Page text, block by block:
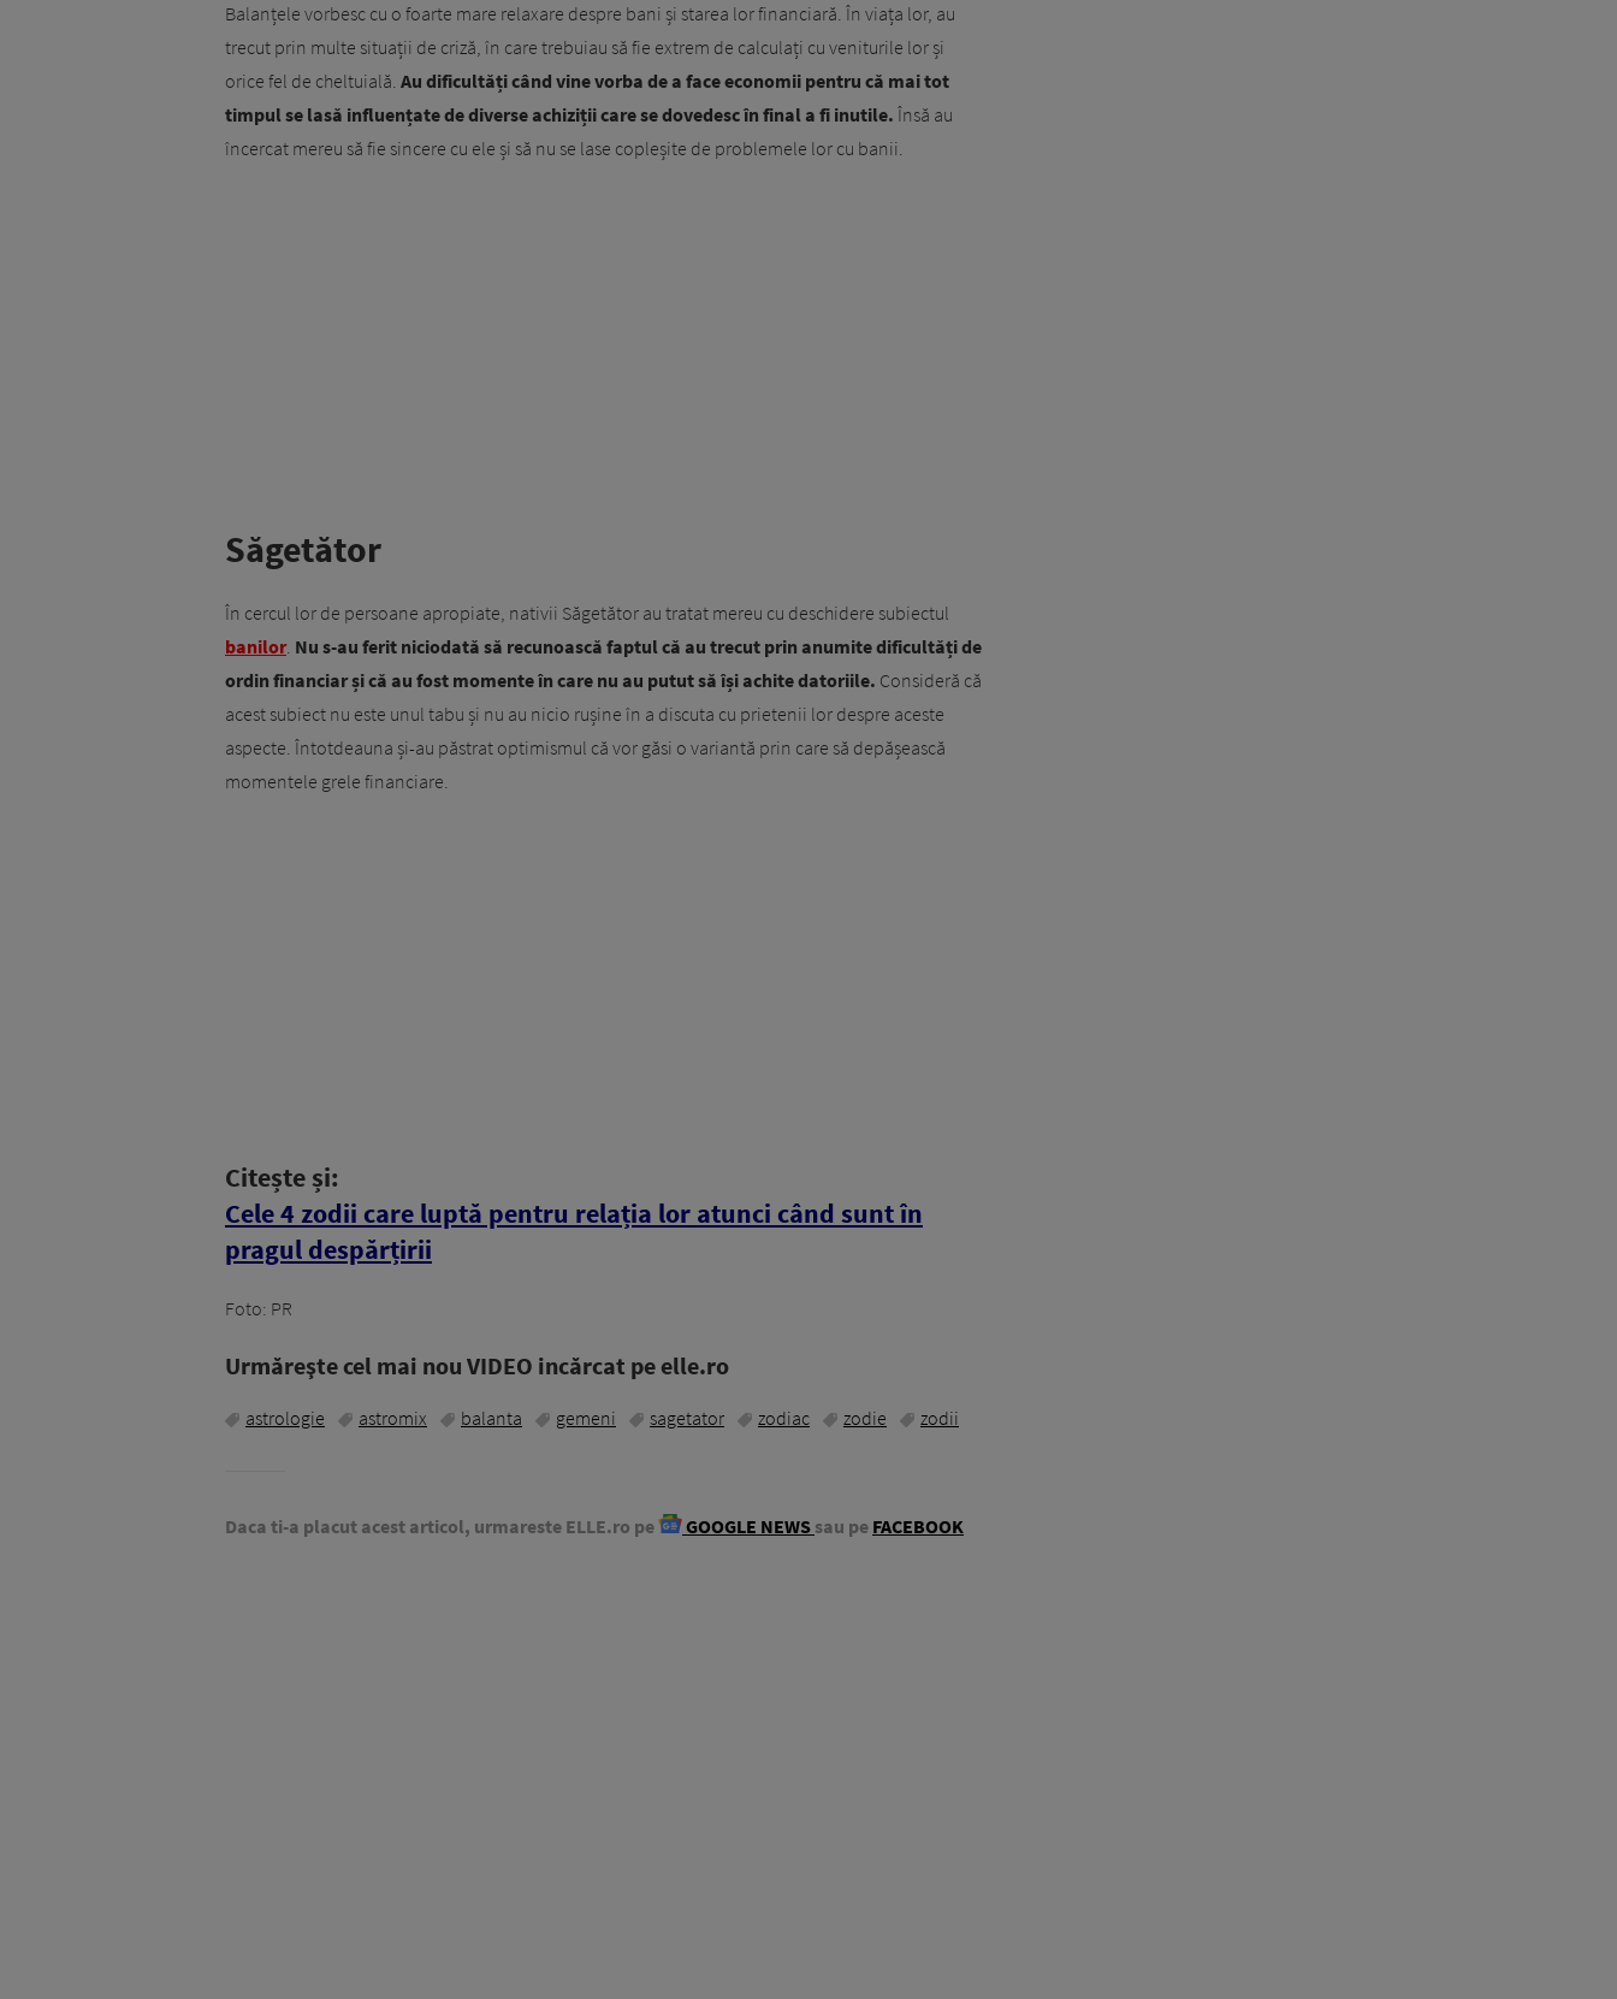
Balanțele vorbesc cu o foarte mare relaxare despre bani și starea lor financiară. În viața lor, au
trecut prin multe situații de criză, în care trebuiau să fie extrem de calculați cu veniturile lor și
orice fel de cheltuială. Au dificultăți când vine vorba de a face economii pentru că mai tot
timpul se lasă influențate de diverse achiziții care se dovedesc în final a fi inutile. Însă au
încercat mereu să fie sincere cu ele și să nu se lase copleșite de problemele lor cu banii.
Săgetător
În cercul lor de persoane apropiate, nativii Săgetător au tratat mereu cu deschidere subiectul
banilor. Nu s-au ferit niciodată să recunoască faptul că au trecut prin anumite dificultăți de
ordin financiar și că au fost momente în care nu au putut să își achite datoriile. Consideră că
acest subiect nu este unul tabu și nu au nicio rușine în a discuta cu prietenii lor despre aceste
aspecte. Întotdeauna și-au păstrat optimismul că vor găsi o variantă prin care să depășească
momentele grele financiare.
Citește și:
Cele 4 zodii care luptă pentru relația lor atunci când sunt în
pragul despărțirii
Foto: PR
Urmăreşte cel mai nou VIDEO incărcat pe elle.ro
astrologie astromix balanta gemeni sagetator zodiac zodie zodii
Daca ti-a placut acest articol, urmareste ELLE.ro pe GOOGLE NEWS sau pe FACEBOOK